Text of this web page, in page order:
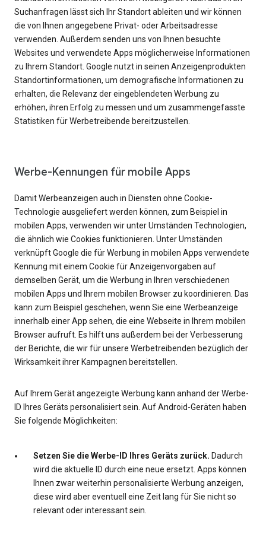
Suchanfragen lässt sich Ihr Standort ableiten und wir können
die von Ihnen angegebene Privat- oder Arbeitsadresse
verwenden. Außerdem senden uns von Ihnen besuchte
Websites und verwendete Apps möglicherweise Informationen
zu Ihrem Standort. Google nutzt in seinen Anzeigenprodukten
Standortinformationen, um demografische Informationen zu
erhalten, die Relevanz der eingeblendeten Werbung zu
erhöhen, ihren Erfolg zu messen und um zusammengefasste
Statistiken für Werbetreibende bereitzustellen.
Werbe-Kennungen für mobile Apps
Damit Werbeanzeigen auch in Diensten ohne Cookie-
Technologie ausgeliefert werden können, zum Beispiel in
mobilen Apps, verwenden wir unter Umständen Technologien,
die ähnlich wie Cookies funktionieren. Unter Umständen
verknüpft Google die für Werbung in mobilen Apps verwendete
Kennung mit einem Cookie für Anzeigenvorgaben auf
demselben Gerät, um die Werbung in Ihren verschiedenen
mobilen Apps und Ihrem mobilen Browser zu koordinieren. Das
kann zum Beispiel geschehen, wenn Sie eine Werbeanzeige
innerhalb einer App sehen, die eine Webseite in Ihrem mobilen
Browser aufruft. Es hilft uns außerdem bei der Verbesserung
der Berichte, die wir für unsere Werbetreibenden bezüglich der
Wirksamkeit ihrer Kampagnen bereitstellen.
Auf Ihrem Gerät angezeigte Werbung kann anhand der Werbe-
ID Ihres Geräts personalisiert sein. Auf Android-Geräten haben
Sie folgende Möglichkeiten:
Setzen Sie die Werbe-ID Ihres Geräts zurück. Dadurch
wird die aktuelle ID durch eine neue ersetzt. Apps können
Ihnen zwar weiterhin personalisierte Werbung anzeigen,
diese wird aber eventuell eine Zeit lang für Sie nicht so
relevant oder interessant sein.